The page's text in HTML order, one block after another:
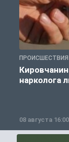
ПРОИСШЕСТВИЯ
нарколога
08 августа 16:00